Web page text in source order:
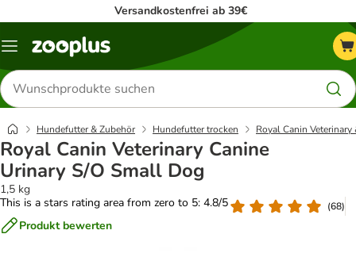
Versandkostenfrei ab 39€
Menü
Produkte
suchen
Hundefutter & Zubehör Hundefutter trocken Royal Canin Veterinary
Royal Canin Veterinary Canine
Urinary S/O Small Dog
1,5 kg
This is a stars rating area from zero to 5: 4.8/5
(68)
Produkt bewerten